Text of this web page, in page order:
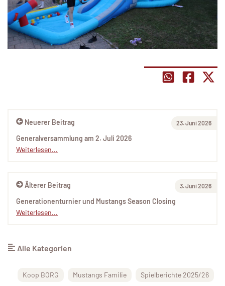
Älterer Beitrag 3. Juni 2026
Generationenturnier und Mustangs Season Closing
Weiterlesen...
Neuerer Beitrag 23. Juni 2026
Generalversammlung am 2. Juli 2026
Weiterlesen...
Alle Kategorien
Koop BORG Mustangs Familie Spielberichte 2025/26